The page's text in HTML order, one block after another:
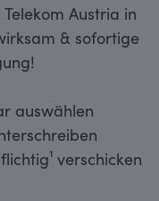
Austria in
& sofortige
auswählen
verschicken